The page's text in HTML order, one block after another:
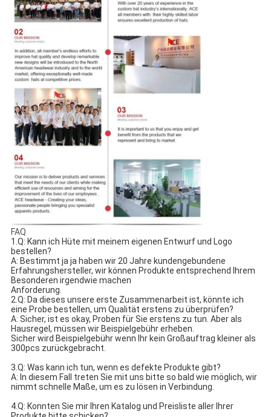
FAQ
1.Q: Kann ich Hüte mit meinem eigenen Entwurf und Logo
bestellen?
A: Bestimmt ja ja haben wir 20 Jahre kundengebundene
Erfahrungshersteller, wir können Produkte entsprechend Ihrem
Besonderen irgendwie machen
Anforderung.
2.Q: Da dieses unsere erste Zusammenarbeit ist, könnte ich
eine Probe bestellen, um Qualität erstens zu überprüfen?
A: Sicher, ist es okay, Proben für Sie erstens zu tun. Aber als
Hausregel, müssen wir Beispielgebühr erheben.
Sicher wird Beispielgebühr wenn Ihr kein Großauftrag kleiner als
300pcs zurückgebracht.
3.Q: Was kann ich tun, wenn es defekte Produkte gibt?
A: In diesem Fall treten Sie mit uns bitte so bald wie möglich, wir
nimmt schnelle Maße, um es zu lösen in Verbindung.
4.Q: Konnten Sie mir Ihren Katalog und Preisliste aller Ihrer